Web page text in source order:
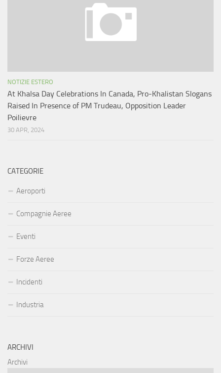
NOTIZIE ESTERO
At Khalsa Day Celebrations In Canada, Pro-Khalistan Slogans
Raised In Presence of PM Trudeau, Opposition Leader
Poilievre
30 APR, 2024
CATEGORIE
Aeroporti
Compagnie Aeree
Eventi
Forze Aeree
Incidenti
Industria
ARCHIVI
Archivi